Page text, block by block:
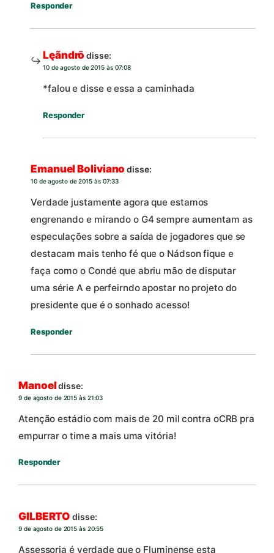
Responder
Lęãndrō disse:
10 de agosto de 2015 às 07:08
*falou e disse e essa a caminhada
Responder
Emanuel Boliviano disse:
10 de agosto de 2015 às 07:33
Verdade justamente agora que estamos
engrenando e mirando o G4 sempre aumentam as
especulações sobre a saída de jogadores que se
destacam mais tenho fé que o Nádson fique e
faça como o Condé que abriu mão de disputar
uma série A e perfeirndo apostar no projeto do
presidente que é o sonhado acesso!
Responder
Manoeldisse:
9 de agosto de 2015 às 21:03
Atenção estádio com mais de 20 mil contra oCRB pra
empurrar o time a mais uma vitória!
Responder
GILBERTO disse:
9 de agosto de 2015 às 20:55
Assessoria é verdade que o Fluminense esta